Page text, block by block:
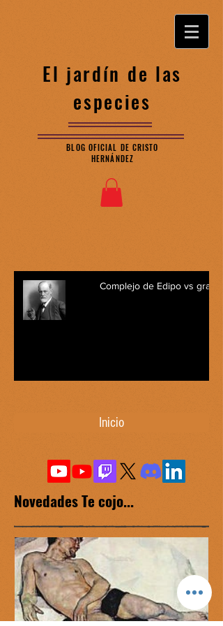
El jardín de las
especies
BLOG OFICIAL DE CRISTO
HERNÁNDEZ
Complejo de Edipo vs
Inicio
Novedades Te cojo...